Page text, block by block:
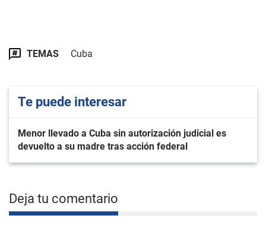
TEMAS Cuba
Te puede interesar
Menor llevado a Cuba sin autorización judicial es
devuelto a su madre tras acción federal
Deja tu comentario